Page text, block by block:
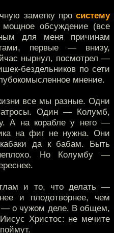
заметку про систему
обсуждение (все
для меня причинам
первые — внизу,
нырнул, посмотрел —
бездельников по сети
мнение.
все мы разные. Одни
Один — Колумб,
А на корабле у него —
на фиг не нужна. Они
да к бабам. Быть
Но Колумбу —
и то, что делать —
и плодотворнее, чем
— о чужом деле. В общем,
Христос: не мечите